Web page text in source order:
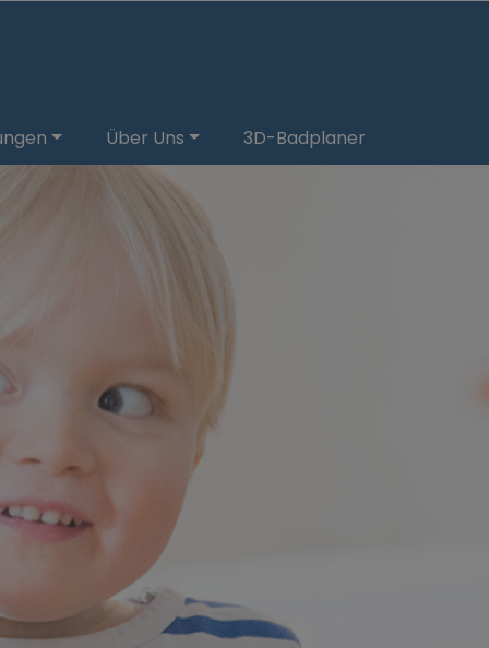
Über Uns 3D-Badplaner